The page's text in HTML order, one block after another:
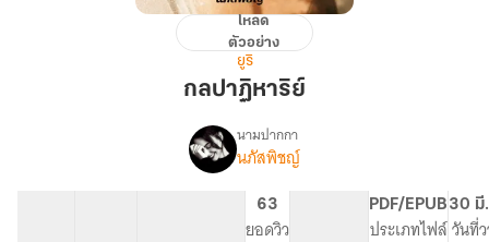
ปาฏิหาริย์
โหลด
ตัวอย่าง
ยูริ
กลปาฏิหาริย์
เรื่อง
ปาฏิหาริย์
นามปากกา
นภัสพิชญ์
63
ยอดวิว
PDF/EPUB
ประเภทไฟล์
30 มี
วันที่